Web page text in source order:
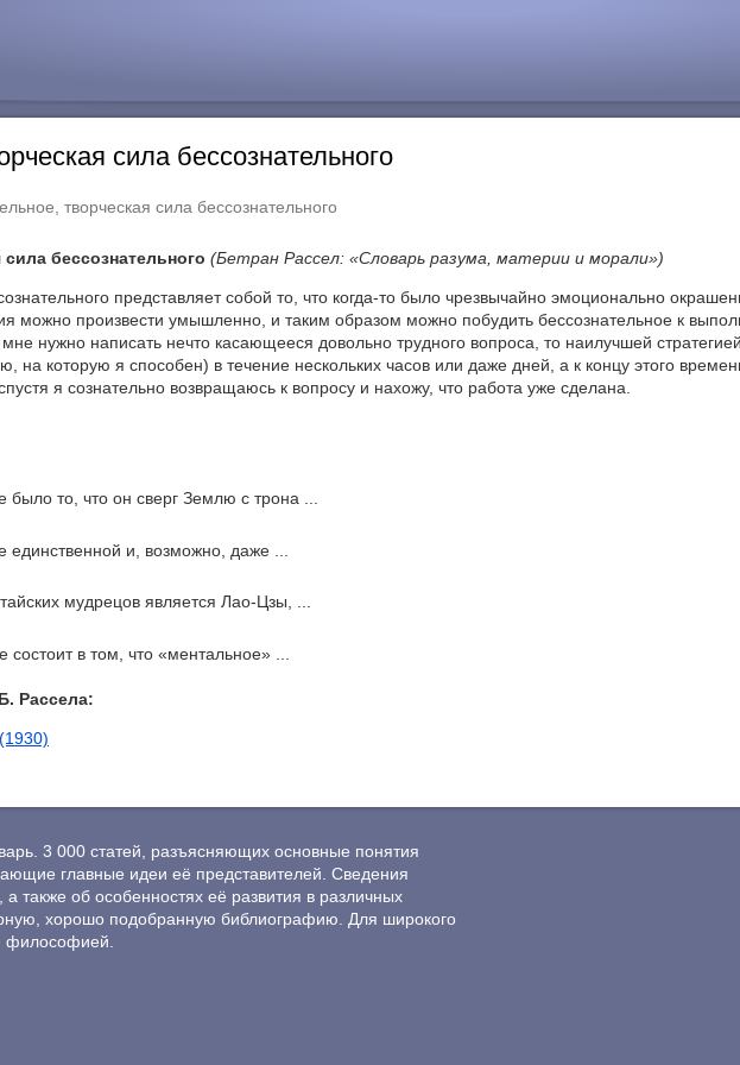
сила бессознательного
творческая сила бессознательного
бессознательного (Бетран Рассел: «Словарь разума, материи и морали»)
представляет собой то, что когда-то было чрезвычайно эмоционально
можно произвести умышленно, и таким образом можно побудить бессознательное к
нужно написать нечто касающееся довольно трудного вопроса, то наилучшей
на которую я способен) в течение нескольких часов или даже дней, а к концу этого
я сознательно возвращаюсь к вопросу и нахожу, что работа уже сделана.
то, что он сверг Землю с трона ...
и, возможно, даже ...
мудрецов является Лао-Цзы, ...
в том, что «ментальное» ...
Рассела:
3 000 статей, разъясняющих основные понятия
главные идеи её представителей. Сведения
также об особенностях её развития в различных
хорошо подобранную библиографию. Для широкого
философией.